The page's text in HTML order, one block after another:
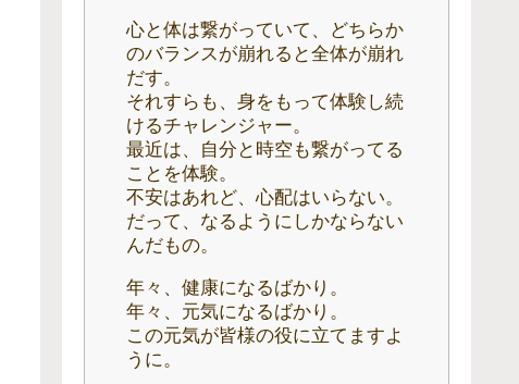
心と体は繋がっていて、どちらか
のバランスが崩れると全体が崩れ
だす。
それすらも、身をもって体験し続
けるチャレンジャー。
最近は、自分と時空も繋がってる
ことを体験。
不安はあれど、心配はいらない。
だって、なるようにしかならない
んだもの。
年々、健康になるばかり。
年々、元気になるばかり。
この元気が皆様の役に立てますよ
うに。